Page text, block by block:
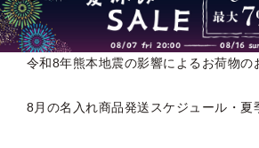
令和8年熊本地震の影響によるお荷物の
8月の名入れ商品発送スケジュール・夏